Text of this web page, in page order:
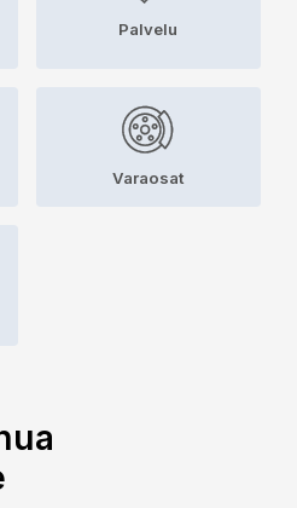
Palvelu
Varaosat